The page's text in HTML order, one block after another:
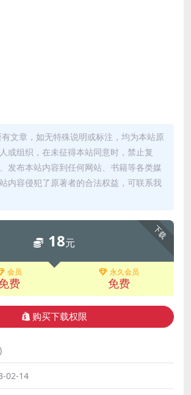
文章，如无特殊说明或标注，均为本站原
或组织，在未征得本站同意时，禁止复
发布本站内容到任何网站、书籍等各类媒
内容侵犯了原著者的合法权益，可联系我
下载
18元
会员
费
永久会员
免费
购买下载权限
02-14